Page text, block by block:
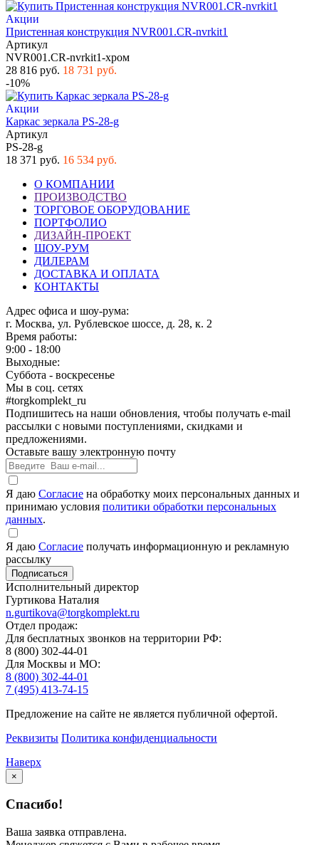
Акции
Пристенная конструкция NVR001.CR-nvrkit1
Артикул
NVR001.CR-nvrkit1-хром
28 816 руб. 18 731 руб.
-10%
Акции
Каркас зеркала PS-28-g
Артикул
PS-28-g
18 371 руб. 16 534 руб.
О КОМПАНИИ
ПРОИЗВОДСТВО
ТОРГОВОЕ ОБОРУДОВАНИЕ
ПОРТФОЛИО
ДИЗАЙН-ПРОЕКТ
ШОУ-РУМ
ДИЛЕРАМ
ДОСТАВКА И ОПЛАТА
КОНТАКТЫ
Адрес офиса и шоу-рума:
г. Москва, ул. Рублевское шоссе, д. 28, к. 2
Время работы:
9:00 - 18:00
Выходные:
Суббота - воскресенье
Мы в соц. сетях
#torgkomplekt_ru
Подпишитесь на наши обновления, чтобы получать e-mail
рассылки с новыми поступлениями, скидками и
предложениями.
Оставьте вашу электронную почту
Я даю Согласие на обработку моих персональных данных и
принимаю условия политики обработки персональных
данных.
Я даю Согласие получать информационную и рекламную
рассылку
Исполнительный директор
Гуртикова Наталия
n.gurtikova@torgkomplekt.ru
Отдел продаж:
Для бесплатных звонков на территории РФ:
8 (800) 302-44-01
Для Москвы и МО:
8 (800) 302-44-01
7 (495) 413-74-15
Предложение на сайте не является публичной офертой.
Реквизиты Политика конфиденциальности
Наверх
×
Спасибо!
Ваша заявка отправлена.